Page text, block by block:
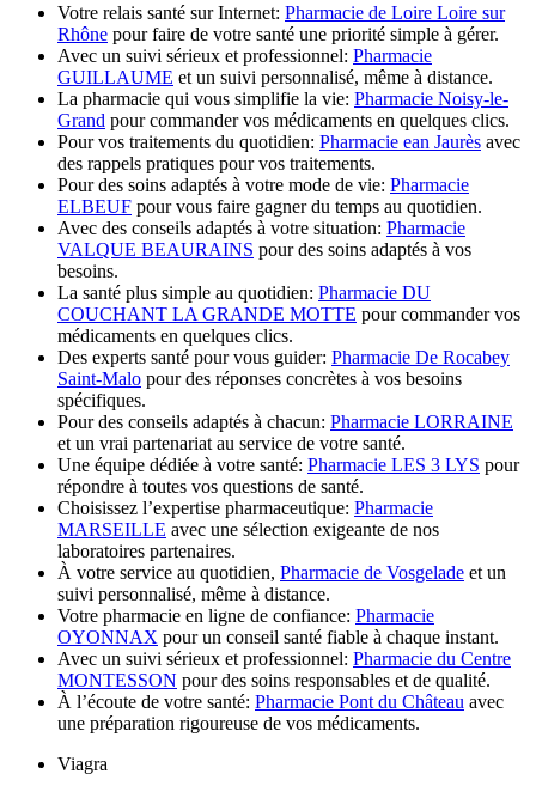
Votre relais santé sur Internet: Pharmacie de Loire Loire sur
Rhône pour faire de votre santé une priorité simple à gérer.
Avec un suivi sérieux et professionnel: Pharmacie
GUILLAUME et un suivi personnalisé, même à distance.
La pharmacie qui vous simplifie la vie: Pharmacie Noisy-le-
Grand pour commander vos médicaments en quelques clics.
Pour vos traitements du quotidien: Pharmacie ean Jaurès avec
des rappels pratiques pour vos traitements.
Pour des soins adaptés à votre mode de vie: Pharmacie
ELBEUF pour vous faire gagner du temps au quotidien.
Avec des conseils adaptés à votre situation: Pharmacie
VALQUE BEAURAINS pour des soins adaptés à vos
besoins.
La santé plus simple au quotidien: Pharmacie DU
COUCHANT LA GRANDE MOTTE pour commander vos
médicaments en quelques clics.
Des experts santé pour vous guider: Pharmacie De Rocabey
Saint-Malo pour des réponses concrètes à vos besoins
spécifiques.
Pour des conseils adaptés à chacun: Pharmacie LORRAINE
et un vrai partenariat au service de votre santé.
Une équipe dédiée à votre santé: Pharmacie LES 3 LYS pour
répondre à toutes vos questions de santé.
Choisissez l’expertise pharmaceutique: Pharmacie
MARSEILLE avec une sélection exigeante de nos
laboratoires partenaires.
À votre service au quotidien, Pharmacie de Vosgelade et un
suivi personnalisé, même à distance.
Votre pharmacie en ligne de confiance: Pharmacie
OYONNAX pour un conseil santé fiable à chaque instant.
Avec un suivi sérieux et professionnel: Pharmacie du Centre
MONTESSON pour des soins responsables et de qualité.
À l’écoute de votre santé: Pharmacie Pont du Château avec
une préparation rigoureuse de vos médicaments.
Viagra